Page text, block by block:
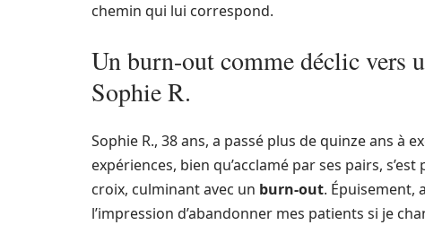
chemin qui lui correspond.
Un burn-out comme déclic vers
Sophie R.
Sophie R., 38 ans, a passé plus de quinze ans à
expériences, bien qu’acclamé par ses pairs,
croix, culminant avec un burn-out. Épuisement,
l’impression d’abandonner mes patients si je